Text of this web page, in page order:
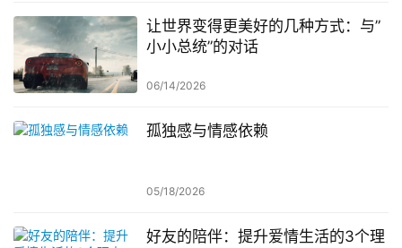
让世界变得更美好的几种方式：与”
小小总统”的对话
06/14/2026
孤独感与情感依赖
05/18/2026
好友的陪伴：提升爱情生活的3个理